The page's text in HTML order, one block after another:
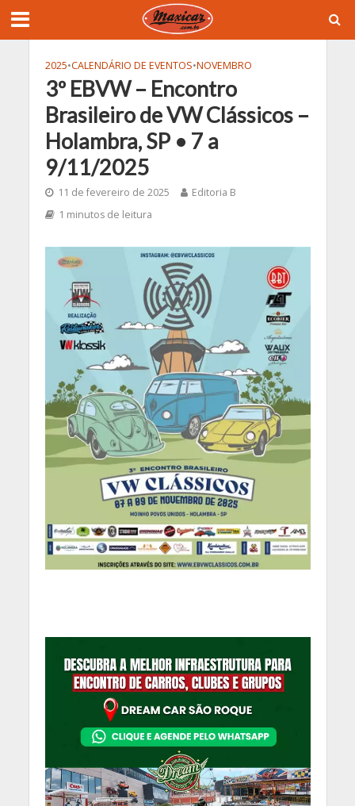
2025•CALENDÁRIO DE EVENTOS•NOVEMBRO
3º EBVW – Encontro
Brasileiro de VW Clássicos –
Holambra, SP • 7 a
9/11/2025
11 de fevereiro de 2025
Editoria B
1 minutos de leitura